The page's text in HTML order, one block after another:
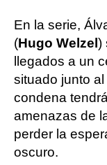
En la serie,
(Hugo Welzel )
llegados a un
situado junto
condena
amenazas de
perder la
oscuro.